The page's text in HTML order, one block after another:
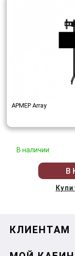
АРМЕР Array
В наличии
В
КЛИЕНТАМ